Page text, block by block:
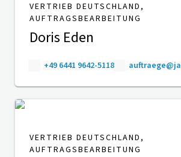
VERTRIEB DEUTSCHLAND,
AUFTRAGSBEARBEITUNG
Doris Eden
+49 6441 9642-5118
VERTRIEB DEUTSCHLAND,
AUFTRAGSBEARBEITUNG